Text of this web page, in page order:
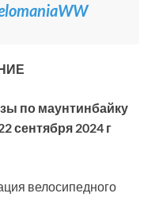
по маунтинбайку
сентября 2024 г
велосипедного